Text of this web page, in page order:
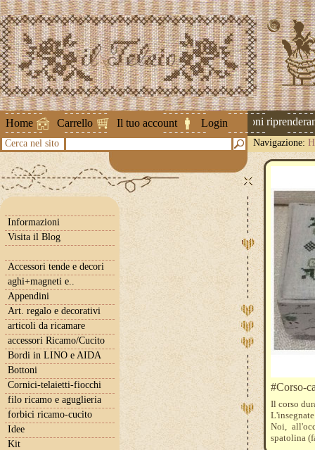
Home Carrello Il tuo account Login
Attenzione ! Le spedizioni
Cerca nel sito Navigazione:
Informazioni
Visita il Blog
Accessori tende e decori
aghi+magneti e..
Appendini
Art. regalo e decorativi
articoli da ricamare
accessori Ricamo/Cucito
Bordi in LINO e AIDA
Bottoni
Cornici-telaietti-fiocchi
filo ricamo e aguglieria
forbici ricamo-cucito
Idee
Kit
#Corso-
Il corso
Noi,
spatolina